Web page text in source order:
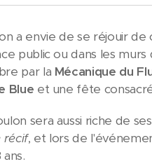
a envie de se réjouir
public ou dans les
par la Mécanique du
Blue et une fête
sera aussi riche de
récif, et lors de